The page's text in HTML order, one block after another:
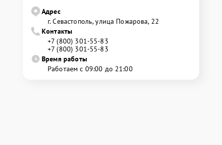
Адрес
г. Севастополь, улица Пожарова, 22
Контакты
+7 (800) 301-55-83
+7 (800) 301-55-83
Время работы
Работаем с 09:00 до 21:00